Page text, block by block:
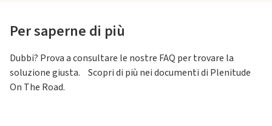
Per saperne di più
Dubbi? Prova a consultare le nostre FAQ per trovare la
soluzione giusta. Scopri di più nei documenti di Plenitude
On The Road.